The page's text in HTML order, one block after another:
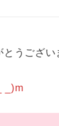
うござい
_)m